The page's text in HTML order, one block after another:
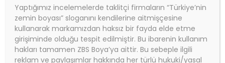
Yaptığımız incelemelerde taklitçi firmaların “Türkiye’nin
zemin boyası” sloganını kendilerine aitmişçesine
kullanarak markamızdan haksız bir fayda elde etme
girişiminde olduğu tespit edilmiştir. Bu ibarenin kullanım
hakları tamamen ZBS Boya’ya aittir. Bu sebeple ilgili
reklam ve paylaşımlar hakkında her türlü hukuki/yasal